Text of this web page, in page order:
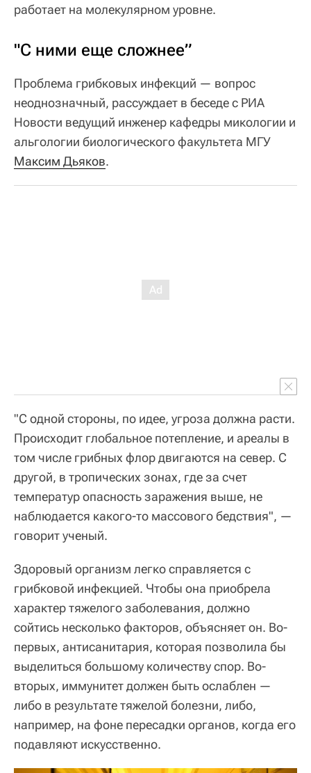
работает на молекулярном уровне.
"С ними еще сложнее”
Проблема грибковых инфекций — вопрос
неоднозначный, рассуждает в беседе с РИА
Новости ведущий инженер кафедры микологии и
альгологии биологического факультета МГУ
Максим Дьяков.
"С одной стороны, по идее, угроза должна расти.
Происходит глобальное потепление, и ареалы в
том числе грибных флор двигаются на север. С
другой, в тропических зонах, где за счет
температур опасность заражения выше, не
наблюдается какого-то массового бедствия", —
говорит ученый.
Здоровый организм легко справляется с
грибковой инфекцией. Чтобы она приобрела
характер тяжелого заболевания, должно
сойтись несколько факторов, объясняет он. Во-
первых, антисанитария, которая позволила бы
выделиться большому количеству спор. Во-
вторых, иммунитет должен быть ослаблен —
либо в результате тяжелой болезни, либо,
например, на фоне пересадки органов, когда его
подавляют искусственно.